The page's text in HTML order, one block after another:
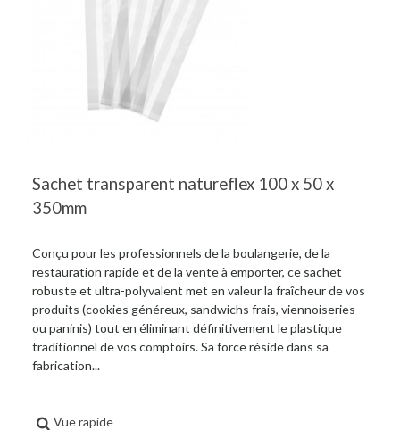
Sachet transparent natureflex 100 x 50 x
350mm
Conçu pour les professionnels de la boulangerie, de la
restauration rapide et de la vente à emporter, ce sachet
robuste et ultra-polyvalent met en valeur la fraîcheur de vos
produits (cookies généreux, sandwichs frais, viennoiseries
ou paninis) tout en éliminant définitivement le plastique
traditionnel de vos comptoirs. Sa force réside dans sa
fabrication...
Vue rapide